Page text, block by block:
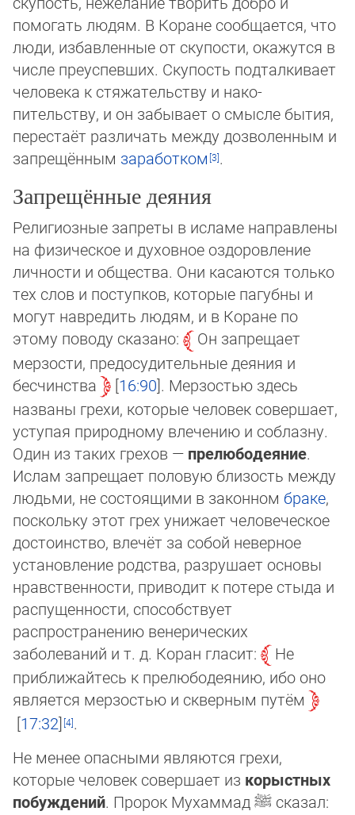
помогать людям. В Коране сообщается, что
люди, избавленные от скупости, окажутся в
числе преуспевших. Скупость подталкивает
человека к стяжательству и на­ко­
пительству, и он забывает о смысле бытия,
перестаёт различать меж­ду дозволенным и
запрещённым заработком .
Запрещённые деяния
Религиозные запреты в исламе направлены
на физическое и духовное оздоровление
личности и общества. Они касаются только
тех слов и поступков, которые пагубны и
могут навредить людям, и в Коране по
этому поводу сказано:
Он зап­ре­ща­ет
мерзости, предосудительные деяния и
бесчинства
16:90 . Мерзостью здесь
названы грехи, которые человек совер­ша­ет,
уступая природному влечению и соблазну.
Один из таких грехов — прелюбодеяние.
Ислам запрещает половую бли­зость меж­ду
людьми, не состоящими в законном браке,
поскольку этот грех унижает человеческое
достоинство, влечёт за собой не­вер­ное
установление родства, разрушает основы
нравственности, приводит к потере стыда и
распущенности, спо­соб­ст­ву­ет
распространению венерических
заболеваний и т. д. Коран гласит:
Не
приближайтесь к прелюбодеянию, ибо оно
явля­ет­ся мерзостью и скверным путём
17:32
.
Не менее опасными являются грехи,
которые человек совершает из корыстных
побуждений. Пророк Мухаммад ﷺ ска­зал: